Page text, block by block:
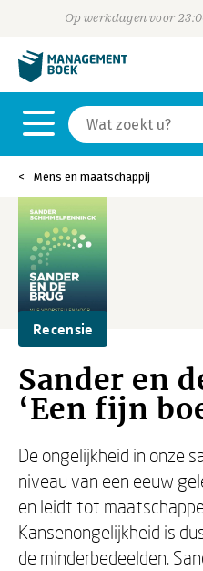
Op werkdagen voor
Mens en maatschappij
Recensie
Sander en
‘Een fijn
De ongelijkheid in onze
niveau van een eeuw
en leidt tot
Kansenongelijkheid is
de minderbedeelden.